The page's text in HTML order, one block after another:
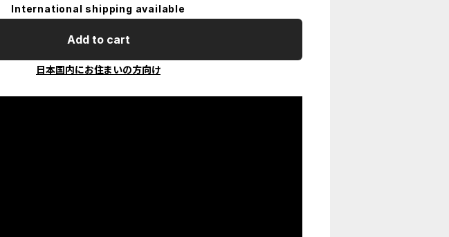
International shipping available
Add to cart
日本国内にお住まいの方向け